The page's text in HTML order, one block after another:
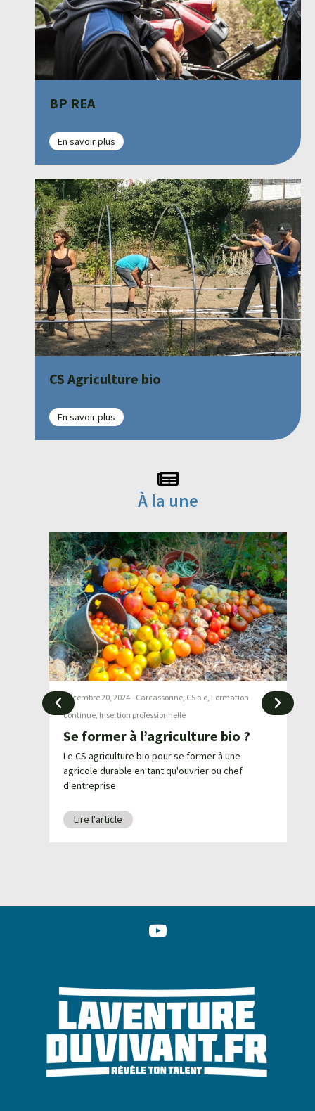
BP REA
En savoir plus
CS Agriculture bio
En savoir plus
À la une
décembre 20, 2024- Carcassonne CS bio Formation
continue Insertion professionnelle
Se former à l’agriculture bio ?
Le CS agriculture bio pour se former à une
agricole durable en tant qu'ouvrier ou chef
d'entreprise
Lire l'article